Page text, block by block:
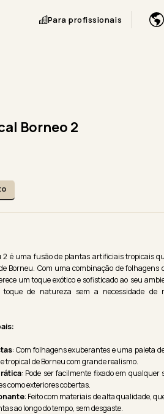
Para profissionais
Borneo 2
2 é uma fusão de plantas artificiais tropicais
Borneu. Com uma combinação de folhagens
um toque exótico e sofisticado ao seu
de natureza sem a necessidade de
: Com folhagens exuberantes e uma paleta
tropical de Borneu com grande realismo.
: Pode ser facilmente fixado em qualquer
como exteriores cobertas.
: Feito com materiais de alta qualidade,
ao longo do tempo, sem desgaste.